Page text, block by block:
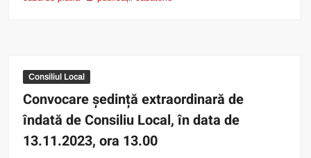
Consiliul Local
Convocare ședință extraordinară de
îndată de Consiliu Local, în data de
13.11.2023, ora 13.00